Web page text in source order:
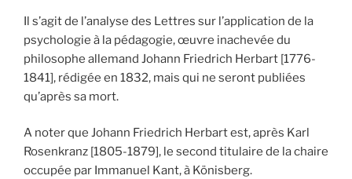
Il s’agit de l’analyse des Lettres sur l’application de la
psychologie à la pédagogie, œuvre inachevée du
philosophe allemand Johann Friedrich Herbart [1776-
1841], rédigée en 1832, mais qui ne seront publiées
qu’après sa mort.
A noter que Johann Friedrich Herbart est, après Karl
Rosenkranz [1805-1879], le second titulaire de la chaire
occupée par Immanuel Kant, à Könisberg.